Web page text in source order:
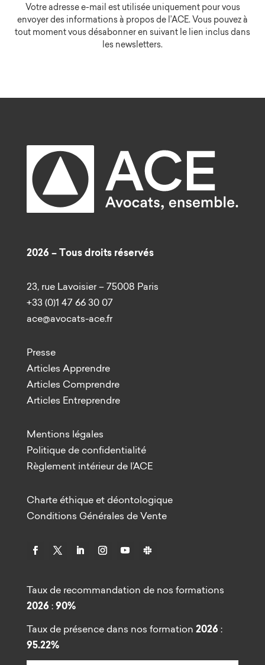
Votre adresse e-mail est utilisée uniquement pour vous
envoyer des informations à propos de l’ACE. Vous pouvez à
tout moment vous désabonner en suivant le lien inclus dans
les newsletters.
2026 – Tous droits réservés
23, rue Lavoisier – 75008 Paris
+33 (0)1 47 66 30 07
ace@avocats-ace.fr
Presse
Articles Apprendre
Articles Comprendre
Articles Entreprendre
Mentions légales
Politique de confidentialité
Règlement intérieur de l’ACE
Charte éthique et déontologique
Conditions Générales de Vente
Taux de recommandation de nos formations
2026 :90%
Taux de présence dans nos formation 2026 :
95.22%